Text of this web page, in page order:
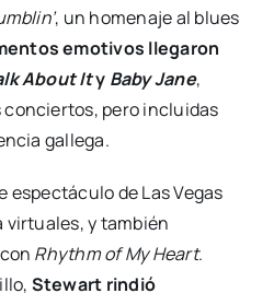
, un homenaje al blues
emotivos llegaron
About Ity Baby Jane,
pero incluidas
gallega.
espectáculo de Las Vegas
virtuales, y también
Rhythm of My Heart.
Stewart rindió